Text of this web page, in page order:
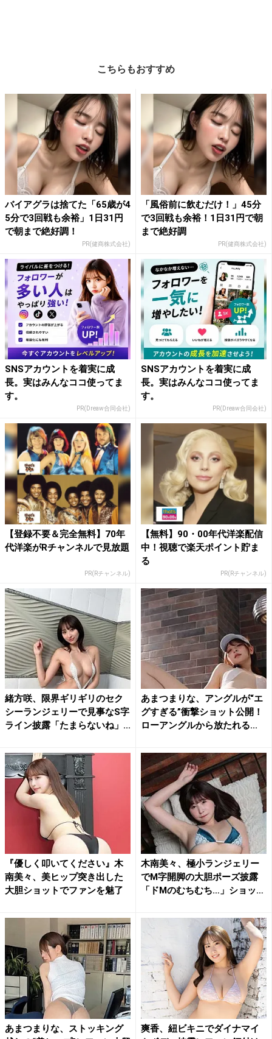
こちらもおすすめ
バイアグラは捨てた「65歳が4
5分で3回戦も余裕」1日31円
で朝まで絶好調！
PR(健商株式会社)
「風俗前に飲むだけ！」45分
で3回戦も余裕！1日31円で朝
まで絶好調
PR(健商株式会社)
SNSアカウントを着実に成
長。実はみんなココ使ってま
す。
PR(Dreaw合同会社)
SNSアカウントを着実に成
長。実はみんなココ使ってま
す。
PR(Dreaw合同会社)
【登録不要＆完全無料】70年
代洋楽がRチャンネルで見放題
PR(Rチャンネル)
【無料】90・00年代洋楽配信
中！視聴で楽天ポイント貯ま
る
PR(Rチャンネル)
緒方咲、限界ギリギリのセク
シーランジェリーで見事なS字
ライン披露「たまらないね」...
あまつまりな、アングルが“エ
グすぎる”衝撃ショット公開！
ローアングルから放たれる...
『優しく叩いてください』木
南美々、美ヒップ突き出した
大胆ショットでファンを魅了
木南美々、極小ランジェリー
でM字開脚の大胆ポーズ披露
「ドMのむちむち…」ショッ
あまつまりな、ストッキング
爽香、紐ビキニでダイナマイ